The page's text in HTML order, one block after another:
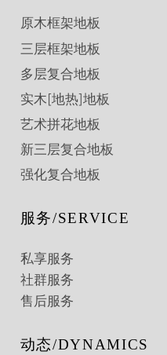
原木框架地板
三层框架地板
多层复合地板
实木[地热]地板
艺术拼花地板
新三层复合地板
强化复合地板
服务/SERVICE
私享服务
社群服务
售后服务
动态/DYNAMICS